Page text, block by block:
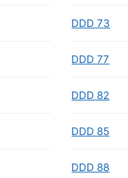
DDD 73
DDD 77
DDD 82
DDD 85
DDD 88